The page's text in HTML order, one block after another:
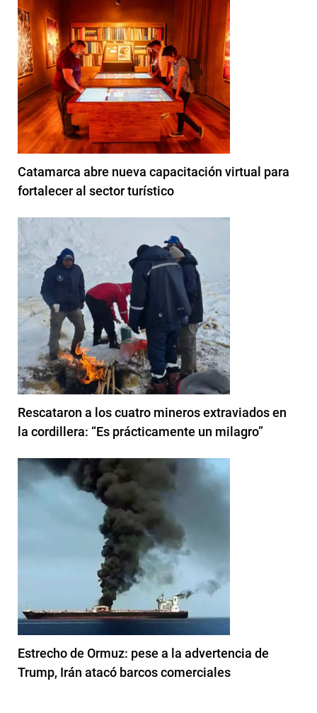
Catamarca abre nueva capacitación virtual para
fortalecer al sector turístico
Rescataron a los cuatro mineros extraviados en
la cordillera: “Es prácticamente un milagro”
Estrecho de Ormuz: pese a la advertencia de
Trump, Irán atacó barcos comerciales